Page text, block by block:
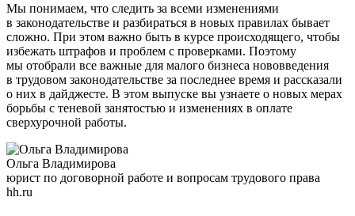
Мы понимаем, что следить за всеми изменениями
в законодательстве и разбираться в новых правилах бывает
сложно. При этом важно быть в курсе происходящего, чтобы
избежать штрафов и проблем с проверками. Поэтому
мы отобрали все важные для малого бизнеса нововведения
в трудовом законодательстве за последнее время и рассказали
о них в дайджесте. В этом выпуске вы узнаете о новых мерах
борьбы с теневой занятостью и изменениях в оплате
сверхурочной работы.
Ольга Владимирова
юрист по договорной работе и вопросам трудового права
hh.ru